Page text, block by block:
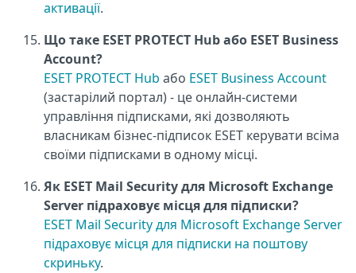
активації.
Що таке ESET PROTECT Hub або ESET Business
Account?
ESET PROTECT Hub або ESET Business Account
(застарілий портал) - це онлайн-системи
управління підписками, які дозволяють
власникам бізнес-підписок ESET керувати всіма
своїми підписками в одному місці.
Як ESET Mail Security для Microsoft Exchange
Server підраховує місця для підписки?
ESET Mail Security для Microsoft Exchange Server
підраховує місця для підписки на поштову
скриньку.